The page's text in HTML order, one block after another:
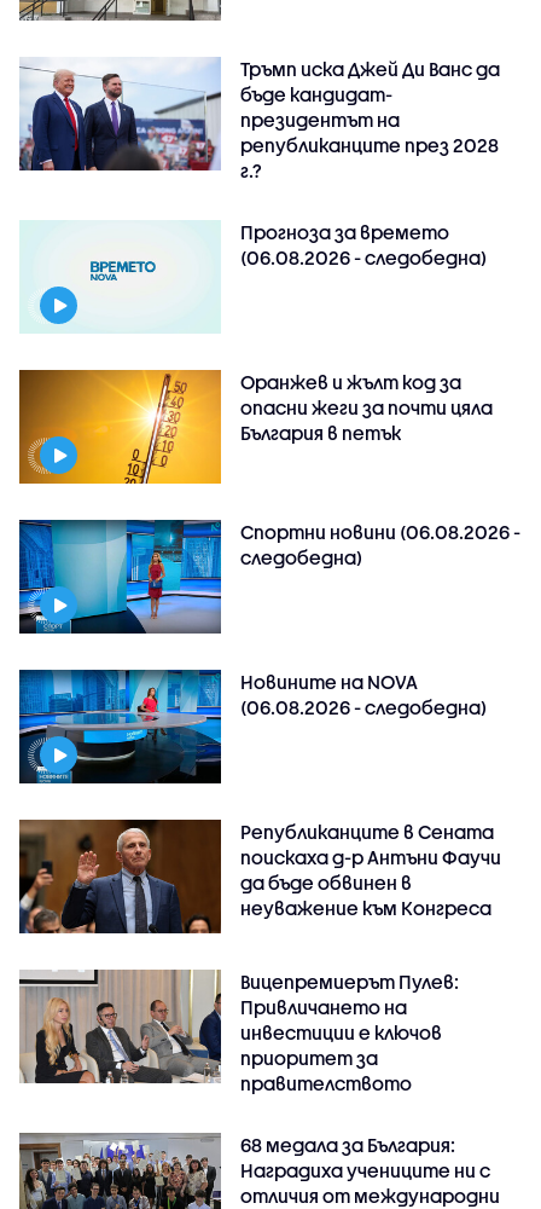
Тръмп иска Джей Ди Ванс да
бъде кандидат-
президентът на
републиканците през 2028
г.?
Прогноза за времето
(06.08.2026 - следобедна)
Оранжев и жълт код за
опасни жеги за почти цяла
България в петък
Спортни новини (06.08.2026 -
следобедна)
Новините на NOVA
(06.08.2026 - следобедна)
Републиканците в Сената
поискаха д-р Антъни Фаучи
да бъде обвинен в
неуважение към Конгреса
Вицепремиерът Пулев:
Привличането на
инвестиции е ключов
приоритет за
правителството
68 медала за България:
Наградиха учениците ни с
отличия от международни